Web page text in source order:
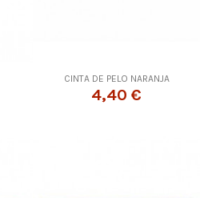
CINTA DE PELO NARANJA
4,40 €